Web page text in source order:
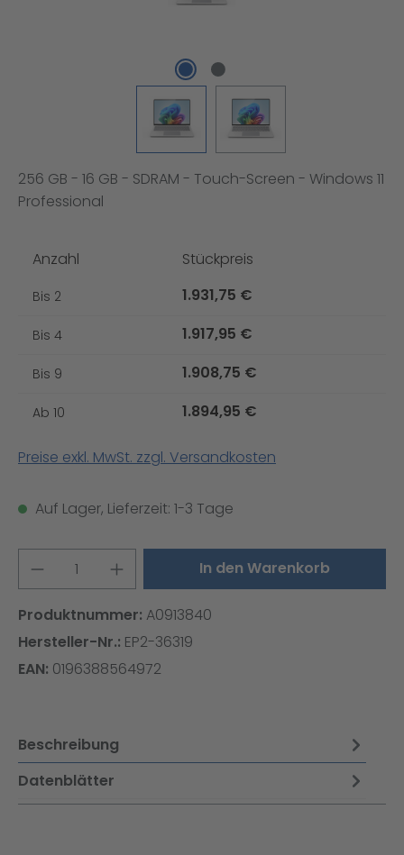
256 GB - 16 GB - SDRAM - Touch-Screen - Windows 11
Professional
Anzahl Stückpreis
Bis 2 1.931,75 €
Bis 4 1.917,95 €
Bis 9 1.908,75 €
Ab 10 1.894,95 €
Preise exkl. MwSt. zzgl. Versandkosten
Auf Lager, Lieferzeit: 1-3 Tage
Produkt Anzahl: Gib denIn den Warenkorb
Produktnummer: A0913840
Hersteller-Nr.: EP2-36319
EAN: 0196388564972
Beschreibung
Datenblätter